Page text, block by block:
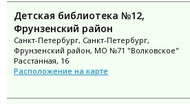
Детская библиотека №12,
Фрунзенский район
Санкт-Петербург, Санкт-Петербург,
Фрунзенский район, МО №71 "Волковское"
Расстанная, 16
Расположение на карте